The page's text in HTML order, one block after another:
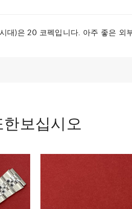
)은 20 코펙입니다. 아주 좋은
한보십시오